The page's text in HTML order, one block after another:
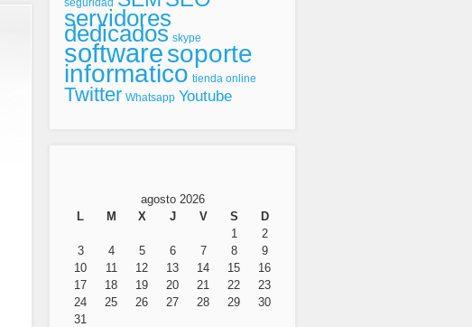
seguridad
servidores
dedicados skype
softwaresoporte
informatico tienda online
Twitter Whatsapp Youtube
agosto 2026
L
M X J V S D
1
2
3
4 5 6 7 8
9
10
11 12 13 14 15
16
17
18 19 20 21 22
23
24
25 26 27 28 29
30
31